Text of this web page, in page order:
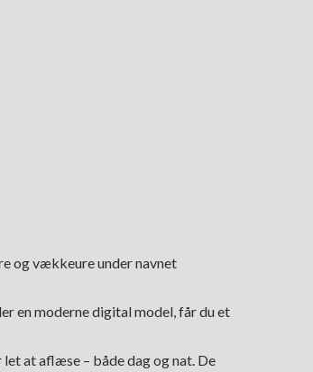
og vækkeure under navnet
en moderne digital model, får du et
at aflæse – både dag og nat. De